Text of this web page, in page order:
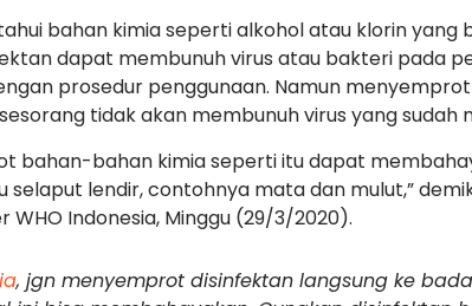
bahan kimia seperti alkohol atau klorin yang
dapat membunuh virus atau bakteri pada
prosedur penggunaan. Namun
tidak akan membunuh virus yang sudah
bahan-bahan kimia seperti itu dapat
selaput lendir, contohnya mata dan mulut,”
WHO Indonesia, Minggu (29/3/2020).
, jgn menyemprot disinfektan langsung ke